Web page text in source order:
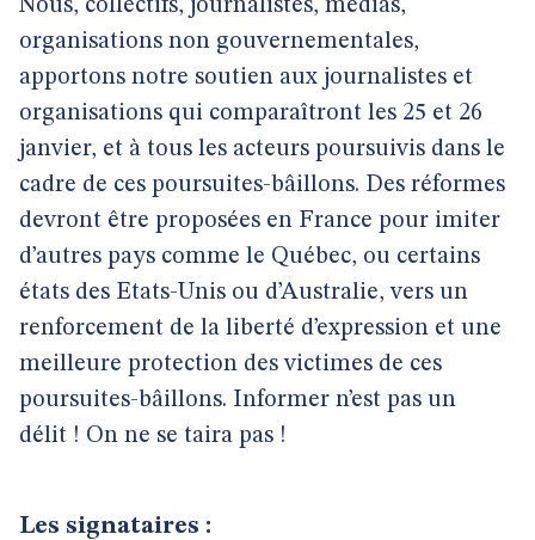
Nous, collectifs, journalistes, médias,
organisations non gouvernementales,
apportons notre soutien aux journalistes et
organisations qui comparaîtront les 25 et 26
janvier, et à tous les acteurs poursuivis dans le
cadre de ces poursuites-bâillons. Des réformes
devront être proposées en France pour imiter
d’autres pays comme le Québec, ou certains
états des Etats-Unis ou d’Australie, vers un
renforcement de la liberté d’expression et une
meilleure protection des victimes de ces
poursuites-bâillons. Informer n’est pas un
délit ! On ne se taira pas !
Les signataires :